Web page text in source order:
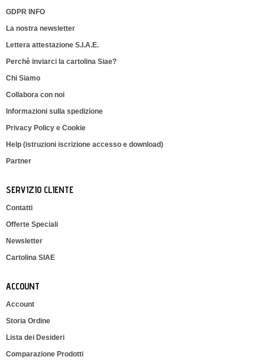
GDPR INFO
La nostra newsletter
Lettera attestazione S.I.A.E.
Perchè inviarci la cartolina Siae?
Chi Siamo
Collabora con noi
Informazioni sulla spedizione
Privacy Policy e Cookie
Help (istruzioni iscrizione accesso e download)
Partner
SERVIZIO CLIENTE
Contatti
Offerte Speciali
Newsletter
Cartolina SIAE
ACCOUNT
Account
Storia Ordine
Lista dei Desideri
Comparazione Prodotti